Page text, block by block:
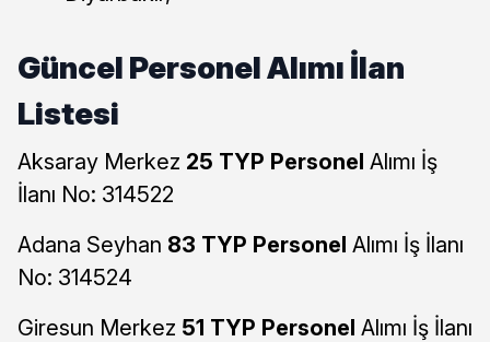
Güncel Personel Alımı İlan
Listesi
Aksaray Merkez 25 TYP Personel Alımı İş
İlanı No: 314522
Adana Seyhan 83 TYP Personel Alımı İş İlanı
No: 314524
Giresun Merkez 51 TYP Personel Alımı İş İlanı